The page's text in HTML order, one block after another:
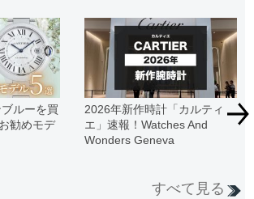
ルーを買
勧めモデ
2026年新作時計「カルティ
エ」速報！Watches And
Wonders Geneva
すべて見る